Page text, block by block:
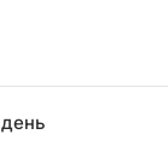
день